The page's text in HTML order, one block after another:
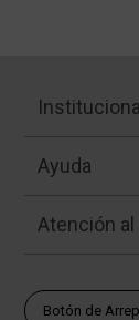
Ayuda
Atención
Botón de